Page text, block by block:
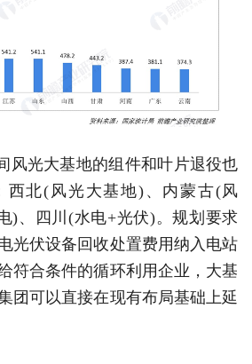
风光大基地的组件和叶片退役也
西北(风光大基地)、内蒙古(风
)、四川(水电+光伏)。规划要求
光伏设备回收处置费用纳入电站
符合条件的循环利用企业，大基
团可以直接在现有布局基础上延